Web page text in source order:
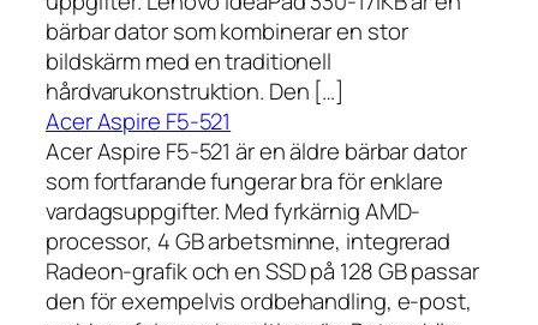
bärbar dator som kombinerar en stor
bildskärm med en traditionell
hårdvarukonstruktion. Den […]
Acer Aspire F5-521
Acer Aspire F5-521 är en äldre bärbar dator
som fortfarande fungerar bra för enklare
vardagsuppgifter. Med fyrkärnig AMD-
processor, 4 GB arbetsminne, integrerad
Radeon-grafik och en SSD på 128 GB passar
den för exempelvis ordbehandling, e-post,